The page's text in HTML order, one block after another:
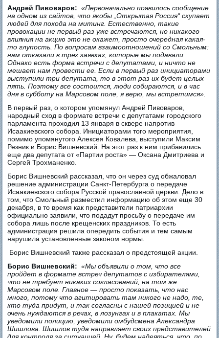
Андрей Пивоваров:«Первоначально появилось сообщение
на одном из сайтов, что якобы „Открытая Россия“ скупает
людей для похода на митинг. Естественно, такие
провокации не первый раз уже встречаются, но никакого
влияния на акцию это не окажет, просто очередная какая-
то глупость. По вопросам взаимоотношений со Смольным:
нам отказали в трех заявках, которые мы подавали.
Однако есть форма встречи с депутатами, и ничто не
мешает нам провести ее. Если в первый раз инициаторами
выступили три депутата, то в этот раз их будет целых
пять. Поэтому все состоится, люди собираются, и в час
дня в субботу на Марсовом поле, я верю, мы встретимся».
В первый раз, о котором упомянул Андрей Пивоваров,
народный сход в формате встречи с депутатами городского
парламента проходил 13 января в сквере напротив
Исаакиевского собора. Инициаторами того мероприятия,
помимо упомянутого Алексея Ковалева, выступили Максим
Резник и Борис Вишневский. На этот раз к ним прибавились
еще два депутата от «Партии роста» — Оксана Дмитриева и
Сергей Трохманенко.
Борис Вишневский рассказал, что он через суд обжаловал
решение администрации Санкт-Петербурга о передаче
Исаакиевского собора Русской православной церкви. Дело в
том, что Смольный разместил информацию об этом еще 30
декабря, в то время как представители патриархии
официально заявили, что подадут просьбу о передаче им
собора лишь после крещенских праздников. То есть
администрация решила опередить события и тем самым
нарушила установленные законом нормы.
Борис Вишневский также рассказал о предстоящей акции.
Борис Вишневский: «Мы объявили о том, что все
пройдет в формате встреч депутатов с избирателями,
что не требует никаких согласований, на том же
Марсовом поле. Главное — просто показать, что нас
много, потому что агитировать там никого не надо, те,
кто туда придут, и так согласны с нашей позицией и не
очень нуждаются в речах, в лозунгах и в плакатах. Мы
уведомили полицию, уведомили омбудсмена Александра
Шишлова. Шишлов туда направляет своих представителей
для контроля за ситуацией. Ну, будем надеяться, что, по